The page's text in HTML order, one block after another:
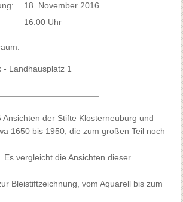
18. November 2016
16:00 Uhr
- Landhausplatz 1
Ansichten der Stifte Klosterneuburg und
1650 bis 1950, die zum großen Teil noch
Es vergleicht die Ansichten dieser
Bleistiftzeichnung, vom Aquarell bis zum